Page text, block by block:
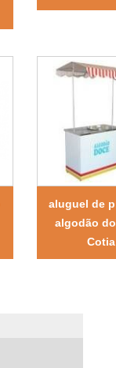
aluguel de
algodão
Cotia